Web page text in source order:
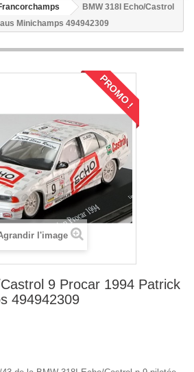
BMW 318I Echo/Castrol
Minichamps 494942309
PROMO !
l'image
9 Procar 1994 Patrick
494942309